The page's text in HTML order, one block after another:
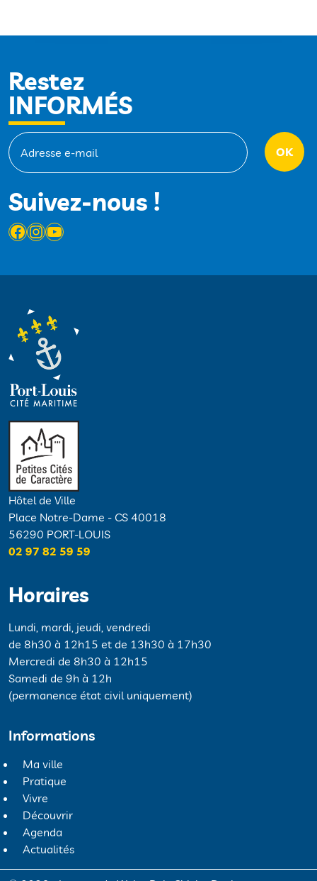
Restez
INFORMÉS
Suivez-nous !
Facebook
Instagram
YouTube
Hôtel de Ville
Place Notre-Dame - CS 40018
56290 PORT-LOUIS
02 97 82 59 59
Horaires
Lundi, mardi, jeudi, vendredi
de 8h30 à 12h15 et de 13h30 à 17h30
Mercredi de 8h30 à 12h15
Samedi de 9h à 12h
(permanence état civil uniquement)
Informations
Ma ville
Pratique
Vivre
Découvrir
Agenda
Actualités